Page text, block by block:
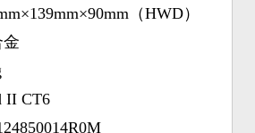
（HWD）
II CT6